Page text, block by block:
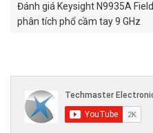
Đánh giá Keysight N9935A
phân tích phổ cầm tay 9 GHz